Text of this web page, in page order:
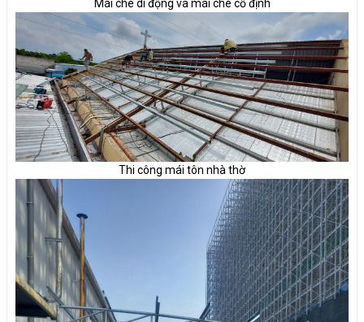
Mái che di động và mái che cố định
Thi công mái tôn nhà thờ